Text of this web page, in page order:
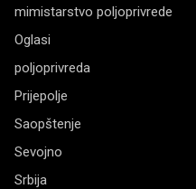
mimistarstvo poljoprivrede
Oglasi
poljoprivreda
Prijepolje
Saopštenje
Sevojno
Srbija